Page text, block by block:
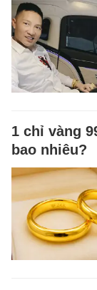
1 chỉ vàng
bao nhiêu?